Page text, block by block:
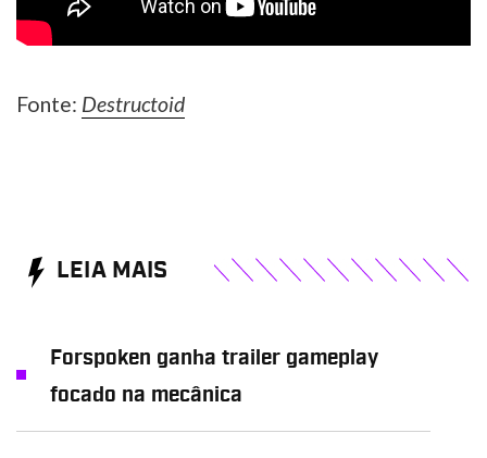
Fonte: Destructoid
LEIA MAIS
Forspoken ganha trailer gameplay
focado na mecânica